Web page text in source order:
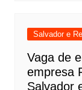
Salvador e
Vaga de
empresa
Salvador